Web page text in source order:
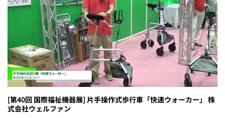
[第40回 国際福祉機器展] 片手操作式歩行車「快速ウォーカー」 株
式会社ウェルファン